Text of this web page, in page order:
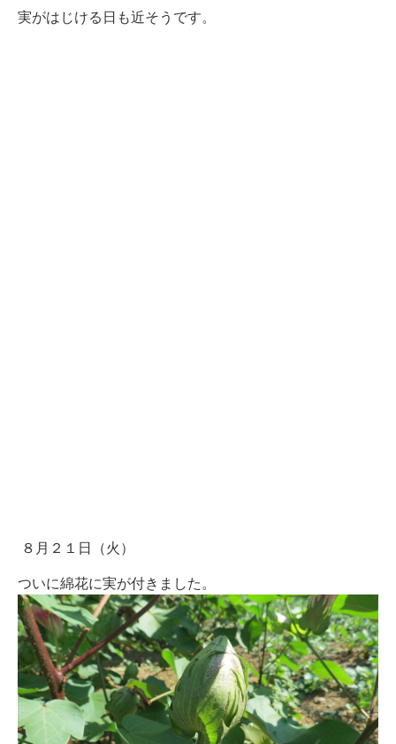
実がはじける日も近そうです。
８月２１日（火）
ついに綿花に実が付きました。